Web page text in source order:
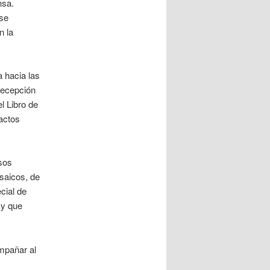
la
hacia las
Libro de
de
de
que
al